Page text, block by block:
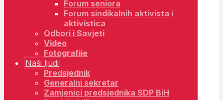
Forum seniora
Forum sindikalnih aktivista i
aktivistica
Odbori i Savjeti
Video
Fotografije
Naši ljudi
Predsjednik
Generalni sekretar
Zamjenici predsjednika SDP BiH